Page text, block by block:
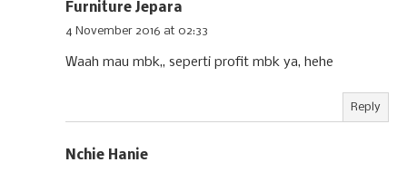
Furniture Jepara
4 November 2016 at 02:33
Waah mau mbk,, seperti profit mbk ya, hehe
Reply
Nchie Hanie